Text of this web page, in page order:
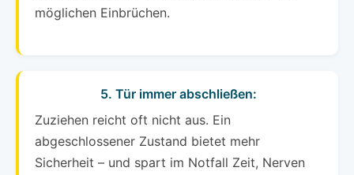
möglichen Einbrüchen.
5. Tür immer abschließen:
Zuziehen reicht oft nicht aus. Ein
abgeschlossener Zustand bietet mehr
Sicherheit – und spart im Notfall Zeit, Nerven